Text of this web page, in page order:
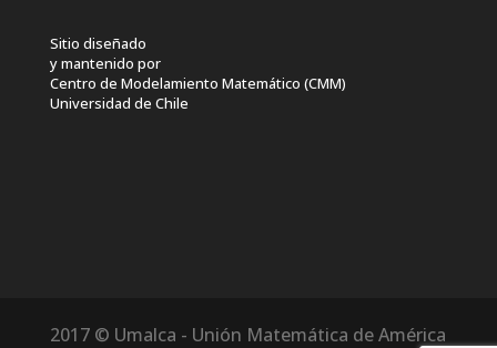
Sitio diseñado
y mantenido por
Centro de Modelamiento Matemático (CMM)
Universidad de Chile
2017 © Umalca - Unión Matemática de América